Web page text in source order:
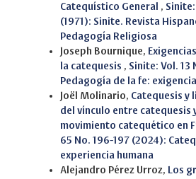
Catequístico General , Sinite:
(1971): Sinite. Revista
Pedagogía Religiosa
Joseph Bournique,
la catequesis , Sinite: Vol. 13
Pedagogía de la fe:
Joël Molinario, Catequesis y
del vínculo entre catequesis
movimiento catequético en
65 No. 196-197 (2024):
experiencia humana
Alejandro Pérez Urroz, Los